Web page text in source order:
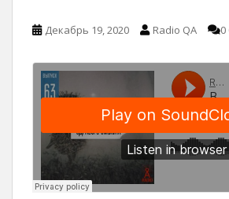
Декабрь 19, 2020 Radio QA 0